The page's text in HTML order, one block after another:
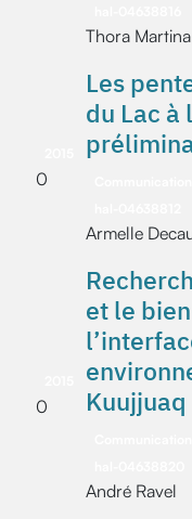
Thora
0
Les
du Lac à
Armelle
0
et le
Kuujjuaq
André Ravel